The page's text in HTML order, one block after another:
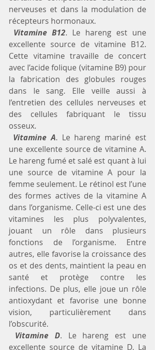
nerveuses et dans la modulation de
récepteurs hormonaux.
Vitamine B12. Le hareng est une
excellente source de vitamine B12.
Cette vitamine travaille de concert
avec l’acide folique (vitamine B9) pour
la fabrication des globules rouges
dans le sang. Elle veille aussi à
l’entretien des cellules nerveuses et
des cellules fabriquant le tissu
osseux.
Vitamine A. Le hareng mariné est
une excellente source de vitamine A.
Le hareng fumé et salé est quant à lui
une source de vitamine A pour la
femme seulement. Le rétinol est l’une
des formes actives de la vitamine A
dans l’organisme. Celle-ci est une des
vitamines les plus polyvalentes,
jouant un rôle dans plusieurs
fonctions de l’organisme. Entre
autres, elle favorise la croissance des
os et des dents, maintient la peau en
santé et protège contre les
infections. De plus, elle joue un rôle
antioxydant et favorise une bonne
vision, particulièrement dans
l’obscurité.
Vitamine D. Le hareng est une
excellente source de vitamine D. La